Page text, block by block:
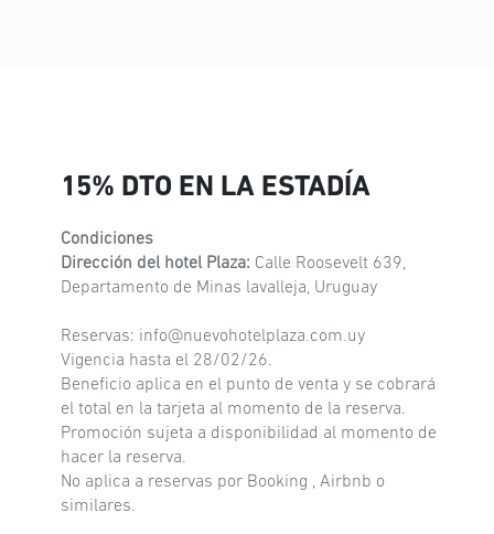
15% DTO EN LA ESTADÍA
Condiciones
Dirección del hotel Plaza: Calle Roosevelt 639,
Departamento de Minas lavalleja, Uruguay
Reservas: info@nuevohotelplaza.com.uy
Vigencia hasta el 28/02/26.
Beneficio aplica en el punto de venta y se cobrará
el total en la tarjeta al momento de la reserva.
Promoción sujeta a disponibilidad al momento de
hacer la reserva.
No aplica a reservas por Booking , Airbnb o
similares.